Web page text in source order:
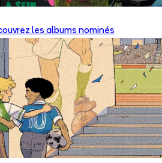
les albums nominés